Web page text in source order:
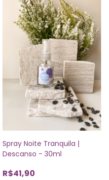
Spray Noite Tranquila |
Descanso - 30ml
R$41,90